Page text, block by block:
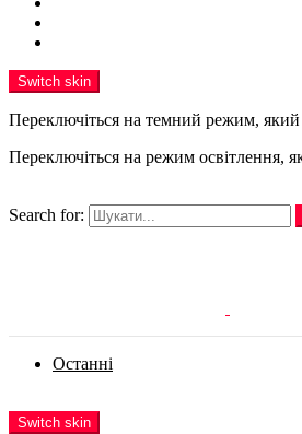
Switch skin
Переключіться на темний режим,
Переключіться на режим освітлення,
Search for:
Останні
Switch skin